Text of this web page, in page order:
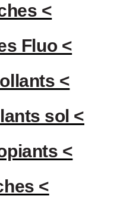
<
Fluo <
<
sol <
<
<